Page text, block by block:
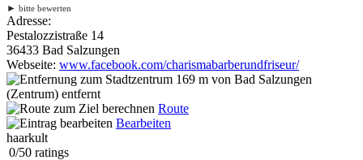
► bitte bewerten
Adresse:
Pestalozzistraße 14
36433 Bad Salzungen
Webseite: www.facebook.com/charismabarberundfriseur/
169 m von Bad Salzungen
(Zentrum) entfernt
Route
Bearbeiten
haarkult
0/50 ratings